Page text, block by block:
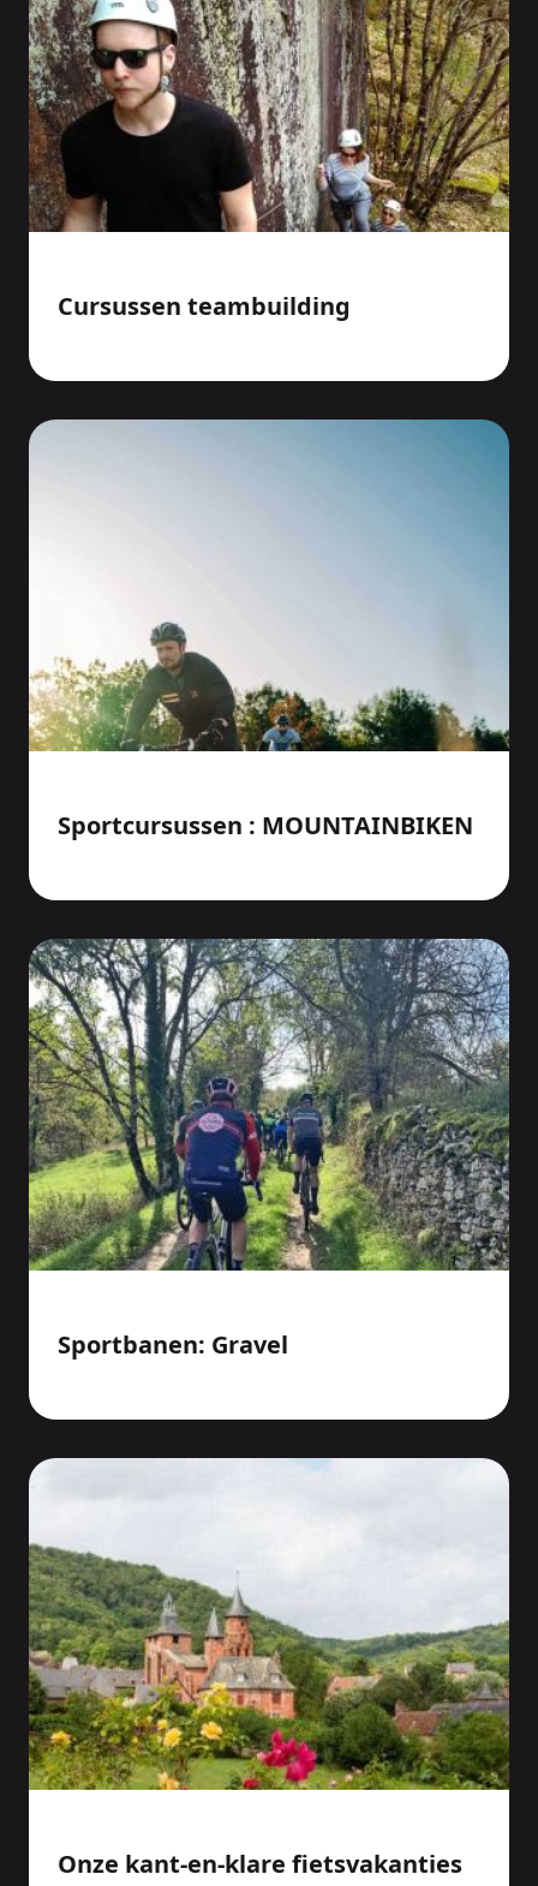
Cursussen teambuilding
Sportcursussen : MOUNTAINBIKEN
Sportbanen: Gravel
Onze kant-en-klare fietsvakanties